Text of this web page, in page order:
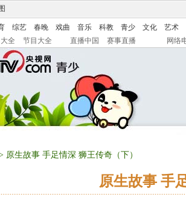
综艺 春晚 戏曲 音乐 科教 青少 文化
艺术
全 节目大全 直播中国 赛事直播 网络
原生故事 手足情深 狮王传奇（下）
原生故事 手